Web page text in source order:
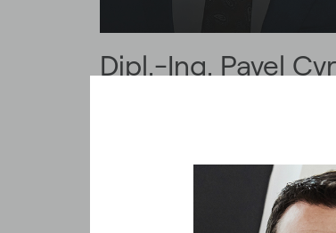
Dipl.-Ing. Pavel